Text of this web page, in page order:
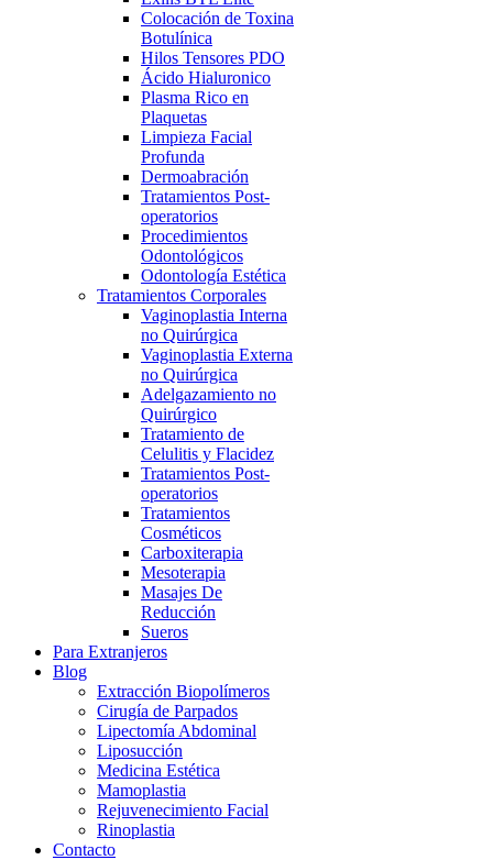
Colocación de Toxina
Botulínica
Hilos Tensores PDO
Ácido Hialuronico
Plasma Rico en
Plaquetas
Limpieza Facial
Profunda
Dermoabración
Tratamientos Post-
operatorios
Procedimientos
Odontológicos
Odontología Estética
Tratamientos Corporales
Vaginoplastia Interna
no Quirúrgica
Vaginoplastia Externa
no Quirúrgica
Adelgazamiento no
Quirúrgico
Tratamiento de
Celulitis y Flacidez
Tratamientos Post-
operatorios
Tratamientos
Cosméticos
Carboxiterapia
Mesoterapia
Masajes De
Reducción
Sueros
Para Extranjeros
Blog
Extracción Biopolímeros
Cirugía de Parpados
Lipectomía Abdominal
Liposucción
Medicina Estética
Mamoplastia
Rejuvenecimiento Facial
Rinoplastia
Contacto